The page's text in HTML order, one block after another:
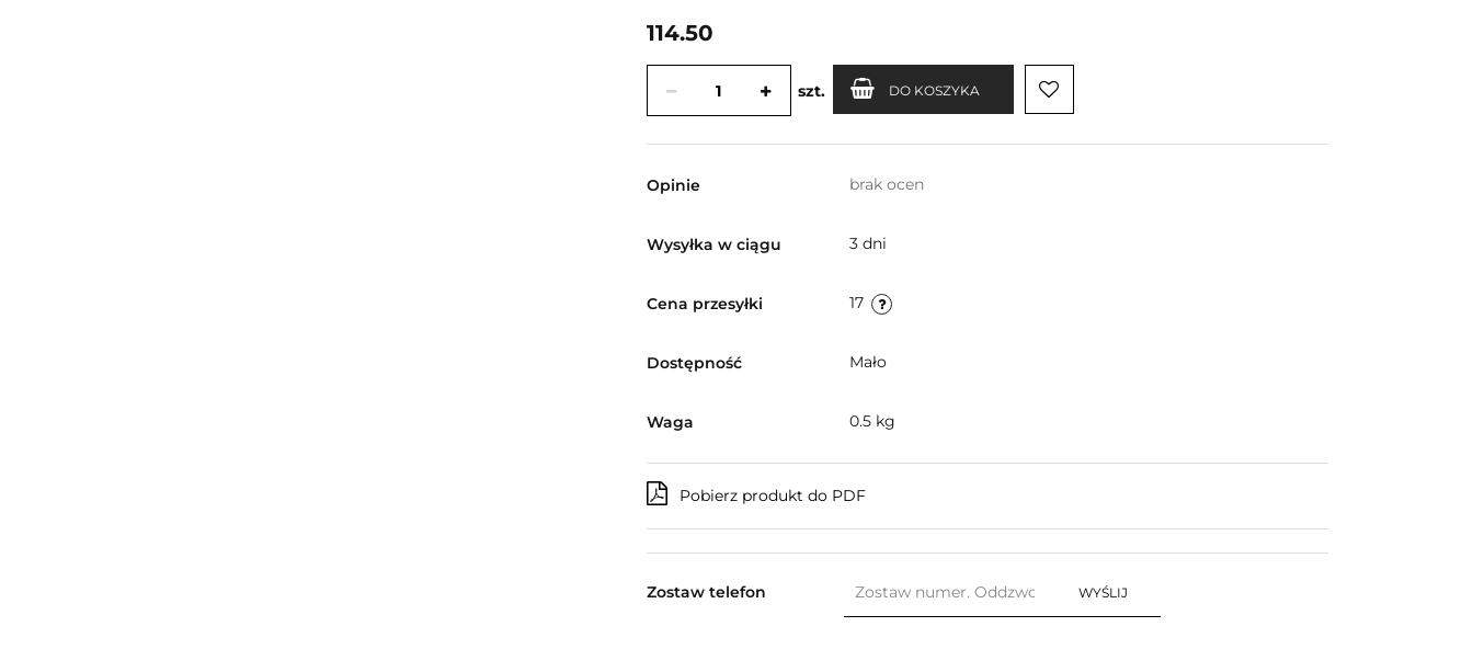
114.50
szt. DO KOSZYKA
Opinie brak ocen
Wysyłka w ciągu 3 dni
Cena przesyłki 17
Dostępność Mało
Waga 0.5 kg
Pobierz produkt do PDF
Zostaw telefon WYŚLIJ